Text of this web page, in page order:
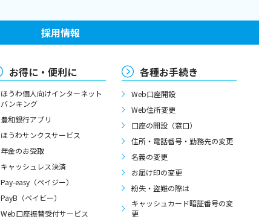
採用情報
お得に・便利に
ほうわ個人向けインターネット
バンキング
豊和銀行アプリ
ほうわサンクスサービス
年金のお受取
キャッシュレス決済
Pay-easy（ペイジー）
PayB（ペイビー）
Web口座振替受付サービス
各種お手続き
Web口座開設
Web住所変更
口座の開設（窓口）
住所・電話番号・勤務先の変更
名義の変更
お届け印の変更
紛失・盗難の際は
キャッシュカード暗証番号の変
更